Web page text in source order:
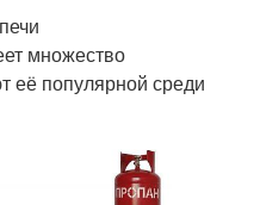
множество
её популярной среди